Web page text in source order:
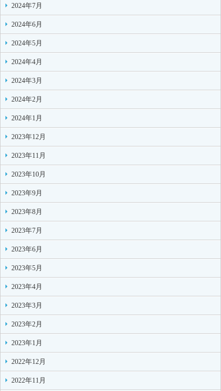
2024年7月
2024年6月
2024年5月
2024年4月
2024年3月
2024年2月
2024年1月
2023年12月
2023年11月
2023年10月
2023年9月
2023年8月
2023年7月
2023年6月
2023年5月
2023年4月
2023年3月
2023年2月
2023年1月
2022年12月
2022年11月